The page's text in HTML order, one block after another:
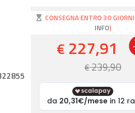
CONSEGNA ENTRO 30
INFO)
€ 227,91
€239,90